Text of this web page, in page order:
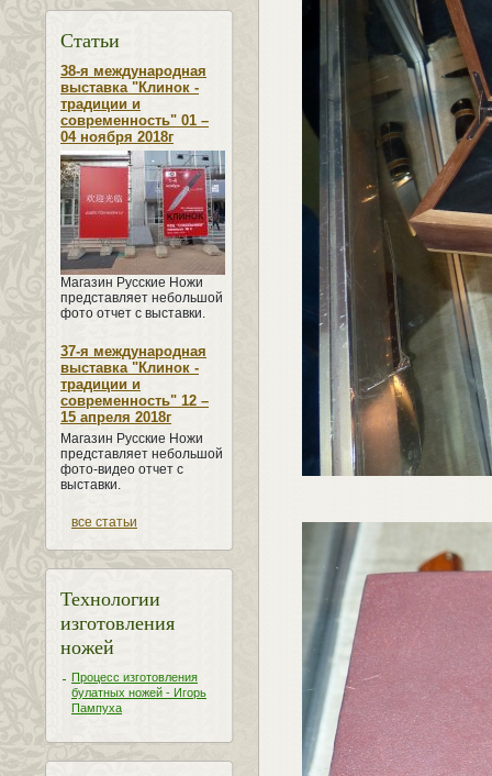
Статьи
38-я международная
выставка "Клинок -
традиции и
современность" 01 –
04 ноября 2018г
Магазин Русские Ножи
представляет небольшой
фото отчет с выставки.
37-я международная
выставка "Клинок -
традиции и
современность" 12 –
15 апреля 2018г
Магазин Русские Ножи
представляет небольшой
фото-видео отчет с
выставки.
все статьи
Технологии
изготовления
ножей
Процесс изготовления
булатных ножей - Игорь
Пампуха